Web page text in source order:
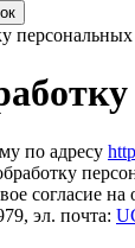
по адресу
согласие
эл. почта: